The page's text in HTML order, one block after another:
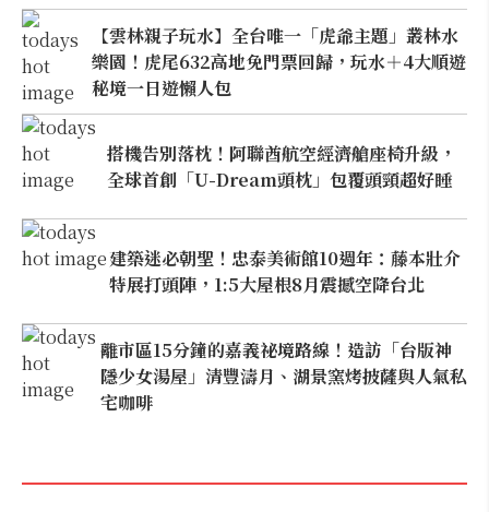
【雲林親子玩水】全台唯一「虎爺主題」叢林水
樂園！虎尾632高地免門票回歸，玩水＋4大順遊
秘境一日遊懶人包
搭機告別落枕！阿聯酋航空經濟艙座椅升級，
全球首創「U-Dream頭枕」包覆頭頸超好睡
建築迷必朝聖！忠泰美術館10週年：藤本壯介
特展打頭陣，1:5大屋根8月震撼空降台北
離市區15分鐘的嘉義祕境路線！造訪「台版神
隱少女湯屋」清豐濤月、湖景窯烤披薩與人氣私
宅咖啡